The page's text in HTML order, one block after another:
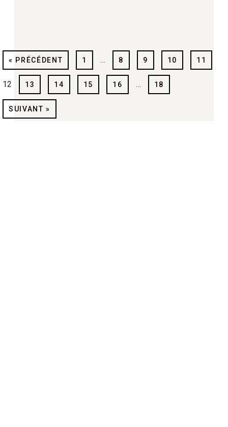
« PRÉCÉDENT 1 … 8 9 10 11
12 13 14 15 16 … 18
SUIVANT »